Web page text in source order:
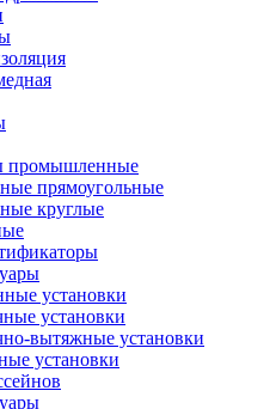
промышленные
прямоугольные
круглые
установки
установки
вытяжные установки
установки